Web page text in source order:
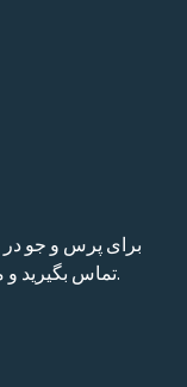
برای پرس و جو در
تماس بگیرید و ما ظرف 24 ساعت با ما تماس خواهیم گرفت.